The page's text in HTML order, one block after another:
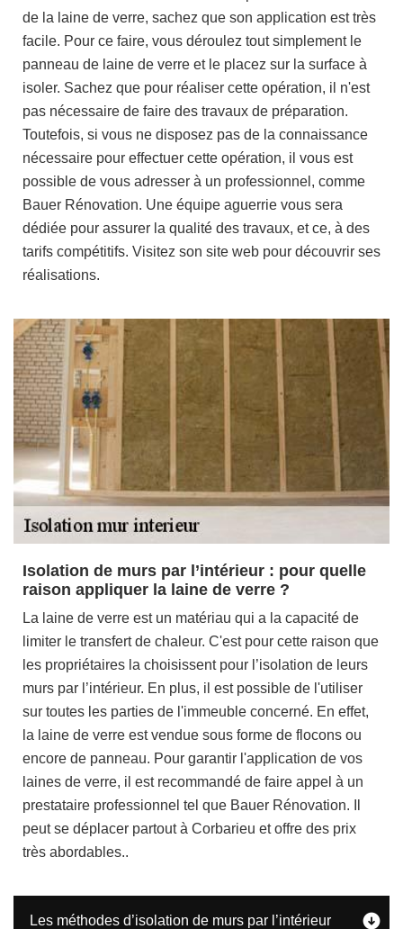
de la laine de verre, sachez que son application est très
facile. Pour ce faire, vous déroulez tout simplement le
panneau de laine de verre et le placez sur la surface à
isoler. Sachez que pour réaliser cette opération, il n'est
pas nécessaire de faire des travaux de préparation.
Toutefois, si vous ne disposez pas de la connaissance
nécessaire pour effectuer cette opération, il vous est
possible de vous adresser à un professionnel, comme
Bauer Rénovation. Une équipe aguerrie vous sera
dédiée pour assurer la qualité des travaux, et ce, à des
tarifs compétitifs. Visitez son site web pour découvrir ses
réalisations.
Isolation de murs par l’intérieur : pour quelle
raison appliquer la laine de verre ?
La laine de verre est un matériau qui a la capacité de
limiter le transfert de chaleur. C'est pour cette raison que
les propriétaires la choisissent pour l’isolation de leurs
murs par l’intérieur. En plus, il est possible de l'utiliser
sur toutes les parties de l'immeuble concerné. En effet,
la laine de verre est vendue sous forme de flocons ou
encore de panneau. Pour garantir l'application de vos
laines de verre, il est recommandé de faire appel à un
prestataire professionnel tel que Bauer Rénovation. Il
peut se déplacer partout à Corbarieu et offre des prix
très abordables..
Les méthodes d’isolation de murs par l’intérieur